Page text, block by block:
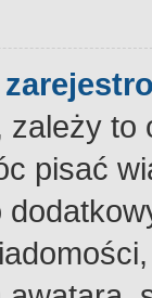
pisać